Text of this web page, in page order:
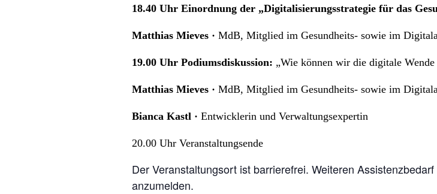
18.40 Uhr Einordnung der „Digitalisierungsstrategie für das
Matthias Mieves · MdB, Mitglied im Gesundheits- sowie im
19.00 Uhr Podiumsdiskussion: „Wie können wir die digitale
Matthias Mieves · MdB, Mitglied im Gesundheits- sowie im
Bianca Kastl · Entwicklerin und Verwaltungsexpertin
20.00 Uhr Veranstaltungsende
Der Veranstaltungsort ist barrierefrei. Weiteren
anzumelden.